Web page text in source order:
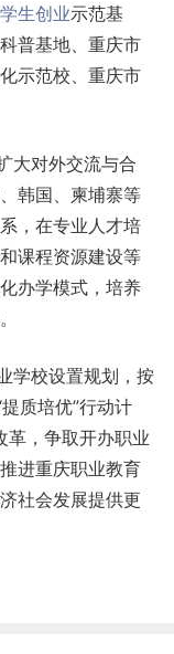
生创业示范基
普基地、重庆市
示范校、重庆市
大对外交流与合
韩国、柬埔寨等
，在专业人才培
课程资源建设等
办学模式，培养
学校设置规划，按
质培优”行动计
革，争取开办职业
进重庆职业教育
社会发展提供更